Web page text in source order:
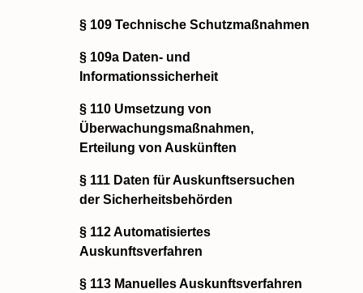
§ 109 Technische Schutzmaßnahmen
§ 109a Daten- und
Informationssicherheit
§ 110 Umsetzung von
Überwachungsmaßnahmen,
Erteilung von Auskünften
§ 111 Daten für Auskunftsersuchen
der Sicherheitsbehörden
§ 112 Automatisiertes
Auskunftsverfahren
§ 113 Manuelles Auskunftsverfahren